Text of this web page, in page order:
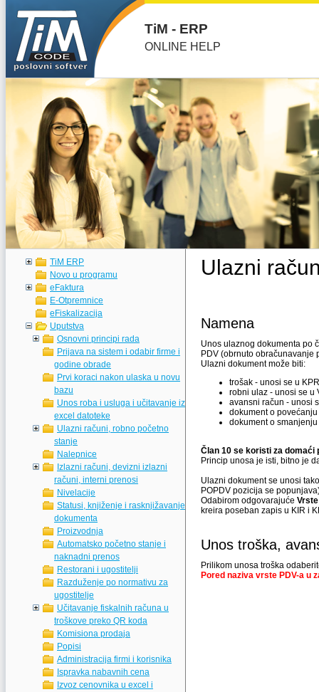
TiM - ERP
ONLINE HELP
TiM ERP
Novo u programu
eFaktura
E-Otpremnice
eFiskalizacija
Uputstva
Osnovni principi rada
Prijava na sistem i odabir firme i
godine obrade
Prvi koraci nakon ulaska u novu
bazu
Unos roba i usluga i učitavanje iz
excel datoteke
Ulazni računi, robno početno
stanje
Nalepnice
Izlazni računi, devizni izlazni
računi, interni prenosi
Nivelacije
Statusi, knjiženje i rasknjižavanje
dokumenta
Proizvodnja
Automatsko početno stanje i
naknadni prenos
Restorani i ugostitelji
Razduženje po normativu za
ugostitelje
Učitavanje fiskalnih računa u
troškove preko QR koda
Komisiona prodaja
Popisi
Administracija firmi i korisnika
Ispravka nabavnih cena
Izvoz cenovnika u excel i
Ulazni
Namena
Unos ulaznog dokumenta po
PDV (obrnuto obračunavanje
Ulazni dokument može biti:
trošak - unosi se u
robni ulaz - unosi se u
avansni račun - unosi
dokument o
dokument o
Član 10 se koristi za domaći
Princip unosa je isti, bitno je
Ulazni dokument se unosi
POPDV pozicija se
Odabirom odgovarajuće
kreira poseban zapis u KIR i
Unos troška,
Prilikom unosa troška
Pored naziva vrste PDV-a u